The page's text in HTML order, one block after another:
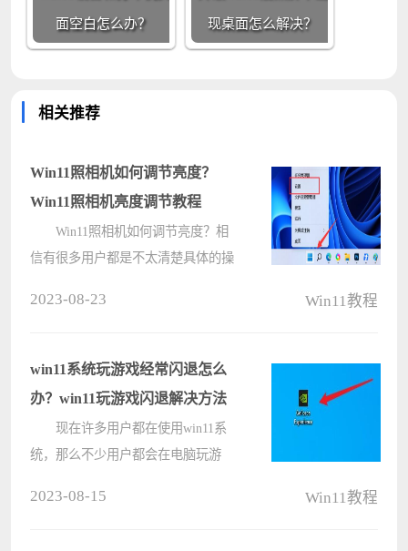
面空白怎么办？ 现桌面怎么解决？
相关推荐
Win11照相机如何调节亮度？
Win11照相机亮度调节教程
Win11照相机如何调节亮度？相
信有很多用户都是不太清楚具体的操
们一起跟着小编来学习吧，希望以下
教程????
2023-08-23 Win11教程
win11系统玩游戏经常闪退怎么
办？win11玩游戏闪退解决方法
现在许多用户都在使用win11系
统，那么不少用户都会在电脑玩游
2023-08-15 Win11教程